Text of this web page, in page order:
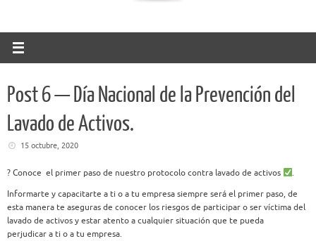
Post 6 — Día Nacional de la Prevención del
Lavado de Activos.
15 octubre, 2020
? Conoce el primer paso de nuestro protocolo contra lavado de activos .
Informarte y capacitarte a ti o a tu empresa siempre será el primer paso, de
esta manera te aseguras de conocer los riesgos de participar o ser víctima del
lavado de activos y estar atento a cualquier situación que te pueda
perjudicar a ti o a tu empresa.